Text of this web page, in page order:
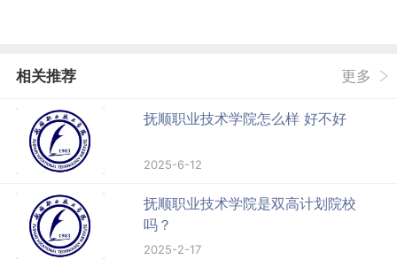
相关推荐 更多
抚顺职业技术学院怎么样 好不好
2025-6-12
抚顺职业技术学院是双高计划院校
吗？
2025-2-17